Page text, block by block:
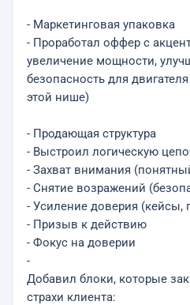
- Маркетинговая упаковка
- Проработал оффер с
увеличение мощности,
безопасность для
этой нише)
- Продающая структура
- Выстроил логическую
- Захват внимания
- Снятие возражений
- Усиление доверия (кейсы,
- Призыв к действию
- Фокус на доверии
-
Добавил блоки, которые
страхи клиента: